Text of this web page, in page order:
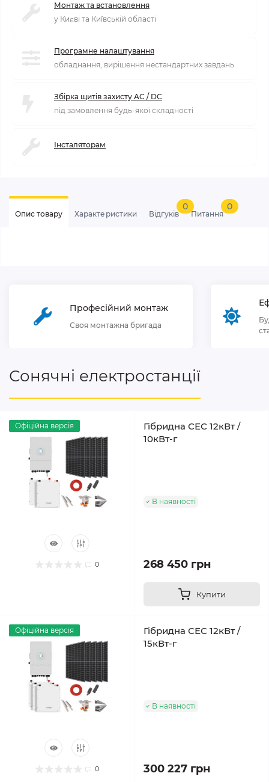
Монтаж та встановлення
у Києві та Київській області
Програмне налаштування
обладнання, вирішення нестандартних завдань
Збірка щитів захисту AC / DC
під замовлення будь-якої складності
Інсталяторам
Опис товару Характеристики Відгуків
0
Питання
0
Професійний монтаж
Своя монтажна бригада
Сонячні електростанції
Офіційна версія
0
Гібридна СЕС 12кВт /
10кВт-г
В наявності
268 450 грн
Купити
Офіційна версія
0
Гібридна СЕС 12кВт /
15кВт-г
В наявності
300 227 грн